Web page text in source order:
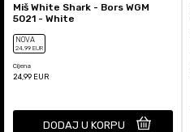
Miš White Shark - Bors WGM
5021 - White
NOVA
24,99 EUR
Cijena
24,99 EUR
DODAJ U KORPU